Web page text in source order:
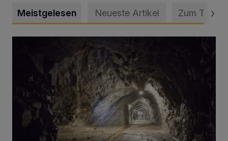
Meistgelesen Neueste Artikel Zum Thema